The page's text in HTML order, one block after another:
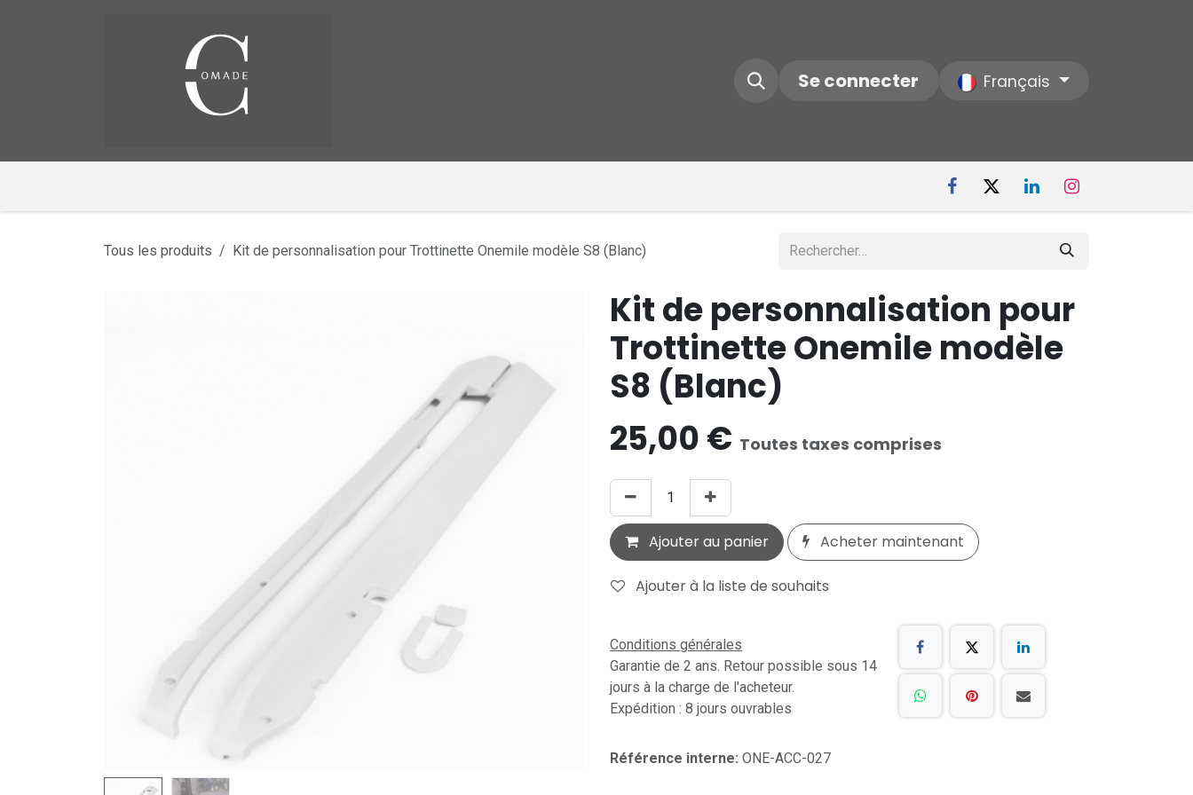
Contactez-nous Notre Société
Se connecter Français
Tous les produits Kit de personnalisation pour Trottinette Onemile modèle S8 (Blanc)
Kit de personnalisation pour
Trottinette Onemile modèle
S8 (Blanc)
25,00€ Toutes taxes comprises
Ajouter au panier Acheter maintenant
Ajouter à la liste de souhaits
Conditions générales
Garantie de 2 ans. Retour possible sous 14
jours à la charge de l'acheteur.
Expédition : 8 jours ouvrables
Référence interne: ONE-ACC-027